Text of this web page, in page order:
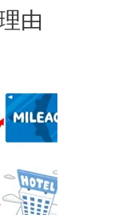
由